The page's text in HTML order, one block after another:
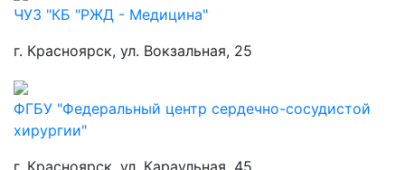
ЧУЗ "КБ "РЖД - Медицина"
г. Красноярск, ул. Вокзальная, 25
ФГБУ "Федеральный центр сердечно-сосудистой
хирургии"
г. Красноярск, ул. Караульная, 45